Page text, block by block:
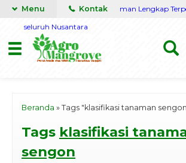
Grosir Benih dan Bibit Tanaman Lengkap
seluruh Nusantara
Menu Kontak
Beranda » Tags "klasifikasi tanaman
Tags klasifikasi
sengon